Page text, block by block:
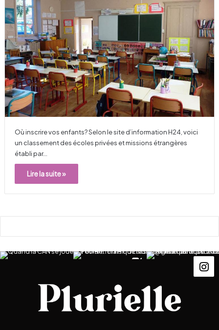
Où inscrire vos enfants? Selon le site d’information H24, voici
un classement des écoles privées et missions étrangères
établi par…
Lire la suite »